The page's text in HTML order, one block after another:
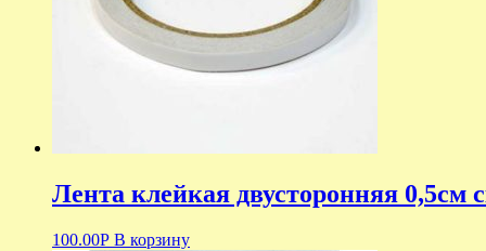
Лента клейкая двусторонняя 0,5см
100.00Р В корзину